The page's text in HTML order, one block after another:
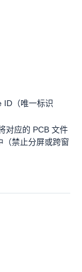
ID（唯一标识
对应的 PCB 文件
（禁止分屏或跨窗